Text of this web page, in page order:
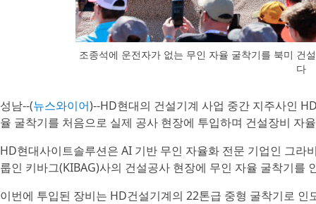
조종석에 운전자가 없는 무인 자율 굴착기를 북미 건
다
성남--(뉴스와이어)--HD현대의 건설기계 사업 중간 지주사인
율 굴착기를 처음으로 실제 공사 현장에 투입하며 건설장비 자
HD현대사이트솔루션은 AI 기반 무인 자율화 전문 기업인 그
룹인 키바그(KIBAG)사의 건설공사 현장에 무인 자율 굴착기를
이번에 투입된 장비는 HD건설기계의 22톤급 중형 굴착기로